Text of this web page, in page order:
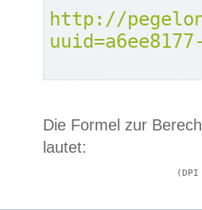
http://
Die Formel zur
lautet: